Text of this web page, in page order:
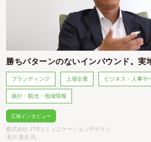
勝ちパターンのないインバウンド。実
ブランディング 上場企業 ビジネス・人事サ
旅行・観光・地域情報
広報インタビュー
株式会社 JTBコミュニケーションデザイン
滝川 貴志 氏